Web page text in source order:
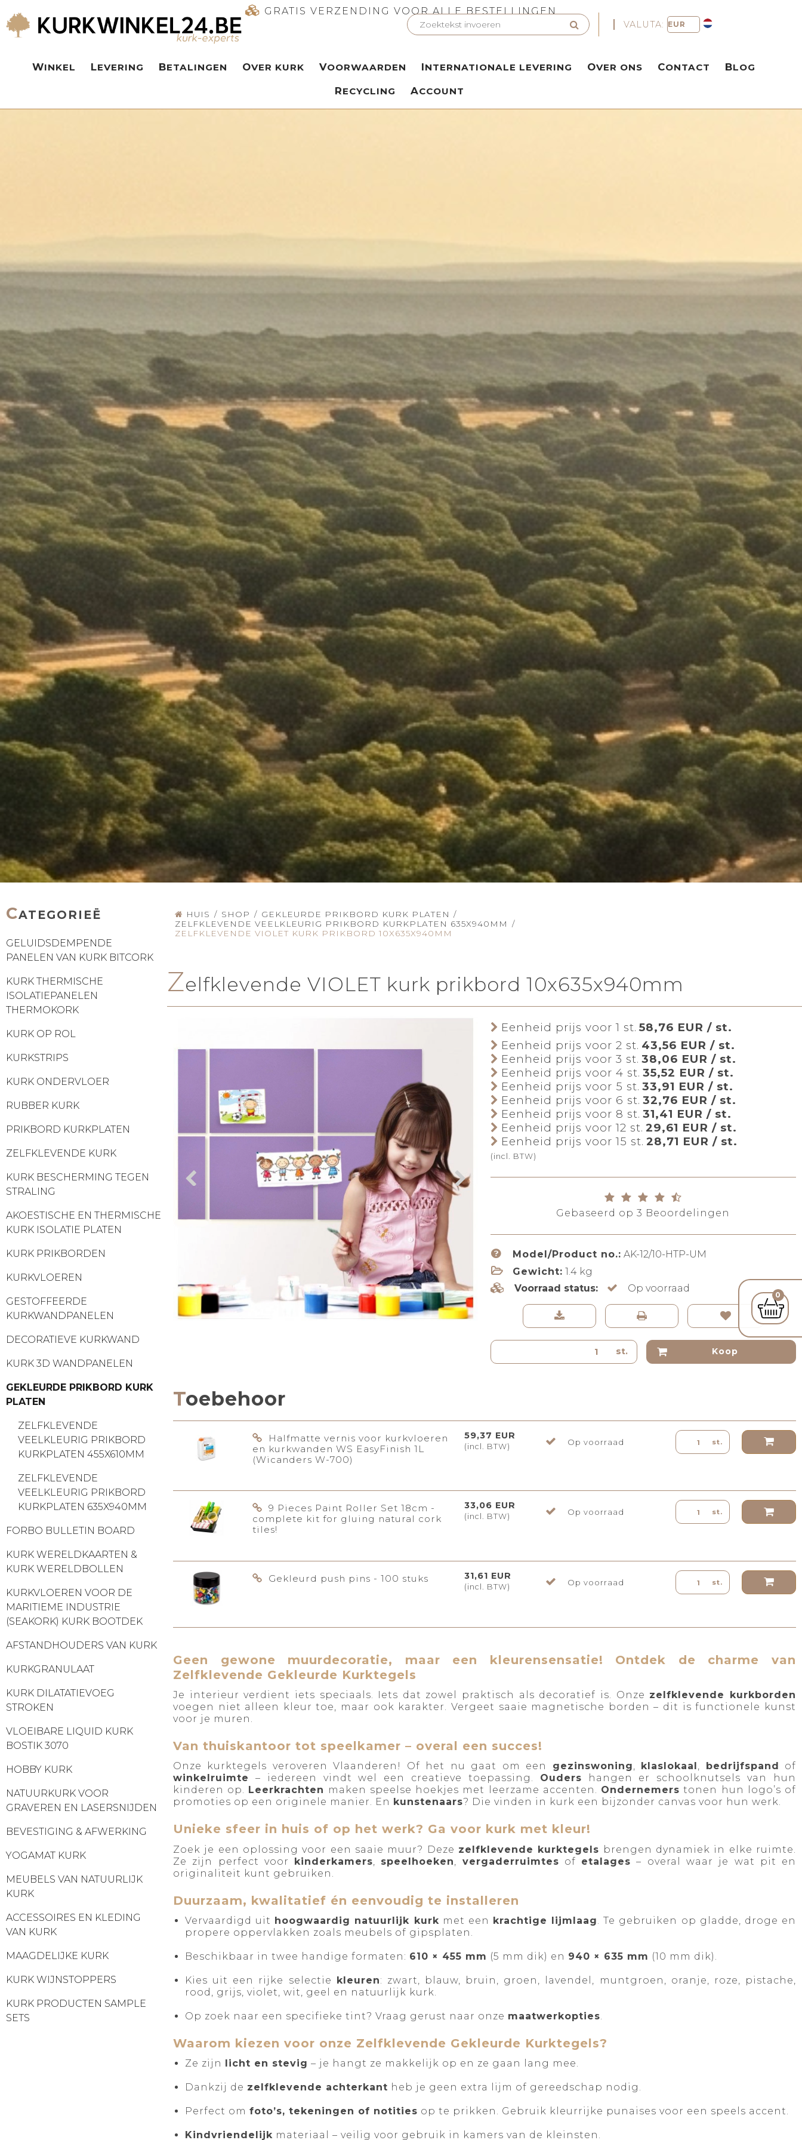
GRATIS VERZENDING VOOR ALLE BESTELLINGEN
0
VALUTA:
WINKEL LEVERING BETALINGEN OVER KURK VOORWAARDEN INTERNATIONALE LEVERING OVER ONS CONTACT BLOG
RECYCLING ACCOUNT
CATEGORIEË
GELUIDSDEMPENDE
PANELEN VAN KURK BITCORK
KURK THERMISCHE
ISOLATIEPANELEN
THERMOKORK
KURK OP ROL
KURKSTRIPS
KURK ONDERVLOER
RUBBER KURK
PRIKBORD KURKPLATEN
ZELFKLEVENDE KURK
KURK BESCHERMING TEGEN
STRALING
AKOESTISCHE EN THERMISCHE
KURK ISOLATIE PLATEN
KURK PRIKBORDEN
KURKVLOEREN
GESTOFFEERDE
KURKWANDPANELEN
DECORATIEVE KURKWAND
KURK 3D WANDPANELEN
GEKLEURDE PRIKBORD KURK
PLATEN
ZELFKLEVENDE
VEELKLEURIG PRIKBORD
KURKPLATEN 455X610MM
ZELFKLEVENDE
VEELKLEURIG PRIKBORD
KURKPLATEN 635X940MM
FORBO BULLETIN BOARD
KURK WERELDKAARTEN &
KURK WERELDBOLLEN
KURKVLOEREN VOOR DE
MARITIEME INDUSTRIE
(SEAKORK) KURK BOOTDEK
AFSTANDHOUDERS VAN KURK
KURKGRANULAAT
KURK DILATATIEVOEG
STROKEN
VLOEIBARE LIQUID KURK
BOSTIK 3070
HOBBY KURK
NATUURKURK VOOR
GRAVEREN EN LASERSNIJDEN
BEVESTIGING & AFWERKING
YOGAMAT KURK
MEUBELS VAN NATUURLIJK
KURK
ACCESSOIRES EN KLEDING
VAN KURK
MAAGDELIJKE KURK
KURK WIJNSTOPPERS
KURK PRODUCTEN SAMPLE
SETS
HUIS / SHOP / GEKLEURDE PRIKBORD KURK PLATEN /
ZELFKLEVENDE VEELKLEURIG PRIKBORD KURKPLATEN 635X940MM
/
ZELFKLEVENDE VIOLET KURK PRIKBORD 10X635X940MM
Zelfklevende VIOLET kurk prikbord 10x635x940mm
Eenheid prijs voor 1 st. 58,76 EUR / st.
Eenheid prijs voor 2 st. 43,56 EUR / st.
Eenheid prijs voor 3 st. 38,06 EUR / st.
Eenheid prijs voor 4 st. 35,52 EUR / st.
Eenheid prijs voor 5 st. 33,91 EUR / st.
Eenheid prijs voor 6 st. 32,76 EUR / st.
Eenheid prijs voor 8 st. 31,41 EUR / st.
Eenheid prijs voor 12 st. 29,61 EUR / st.
Eenheid prijs voor 15 st. 28,71 EUR / st.
(incl. BTW)
Gebaseerd op 3 Beoordelingen
Model/Product no.: AK-12/10-HTP-UM
Gewicht: 1.4 kg
Voorraad status:
Op voorraad
st. Koop
Toebehoor
Halfmatte vernis voor kurkvloeren
en kurkwanden WS EasyFinish 1L
(Wicanders W-700)
59,37 EUR
(incl. BTW) Op voorraad st.
9 Pieces Paint Roller Set 18cm -
complete kit for gluing natural cork
tiles!
33,06 EUR
(incl. BTW) Op voorraad st.
Gekleurd push pins - 100 stuks 31,61 EUR
(incl. BTW) Op voorraad st.
Geen gewone muurdecoratie, maar een kleurensensatie! Ontdek de charme van
Zelfklevende Gekleurde Kurktegels
Je interieur verdient iets speciaals. Iets dat zowel praktisch als decoratief is. Onze zelfklevende kurkborden
voegen niet alleen kleur toe, maar ook karakter. Vergeet saaie magnetische borden – dit is functionele kunst
voor je muren.
Van thuiskantoor tot speelkamer – overal een succes!
Onze kurktegels veroveren Vlaanderen! Of het nu gaat om een gezinswoning, klaslokaal , bedrijfspand
of
winkelruimte
– iedereen vindt wel een creatieve toepassing. Ouders hangen er schoolknutsels van hun
kinderen op. Leerkrachten maken speelse hoekjes met leerzame accenten. Ondernemers tonen hun logo’s of
promoties op een originele manier. En kunstenaars? Die vinden in kurk een bijzonder canvas voor hun werk.
Unieke sfeer in huis of op het werk? Ga voor kurk met kleur!
Zoek je een oplossing voor een saaie muur? Deze zelfklevende kurktegels brengen dynamiek in elke ruimte.
Ze zijn perfect voor kinderkamers speelhoeken vergaderruimtes of etalages – overal waar je wat pit en
originaliteit kunt gebruiken.
Duurzaam, kwalitatief én eenvoudig te installeren
Vervaardigd uit hoogwaardig natuurlijk kurkmet een krachtige lijmlaag. Te gebruiken op gladde, droge en
propere oppervlakken zoals meubels of gipsplaten.
Beschikbaar in twee handige formaten: 610 × 455 mm (5 mm dik) en 940 × 635 mm (10 mm dik).
Kies uit een rijke selectie kleuren: zwart, blauw, bruin, groen, lavendel, muntgroen, oranje, roze, pistache,
rood, grijs, violet, wit, geel en natuurlijk kurk.
Op zoek naar een specifieke tint? Vraag gerust naar onze maatwerkopties.
Waarom kiezen voor onze Zelfklevende Gekleurde Kurktegels?
Ze zijn licht en stevig – je hangt ze makkelijk op en ze gaan lang mee.
Dankzij de zelfklevende achterkant heb je geen extra lijm of gereedschap nodig.
Perfect om foto’s, tekeningen of notities op te prikken. Gebruik kleurrijke punaises voor een speels accent.
Kindvriendelijkmateriaal – veilig voor gebruik in kamers van de kleinsten.